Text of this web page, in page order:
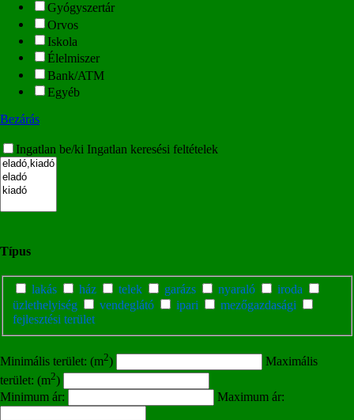
Gyógyszertár
Orvos
Iskola
Élelmiszer
Bank/ATM
Egyéb
Bezárás
Ingatlan be/ki Ingatlan keresési feltételek
Típus
lakás ház telek garázs nyaraló
iroda
üzlethelyiség
vendeglátó ipari
mezőgazdasági
fejlesztési terület
Minimális terület: (m2)
Maximális
terület: (m2)
Minimum ár:
Maximum ár: